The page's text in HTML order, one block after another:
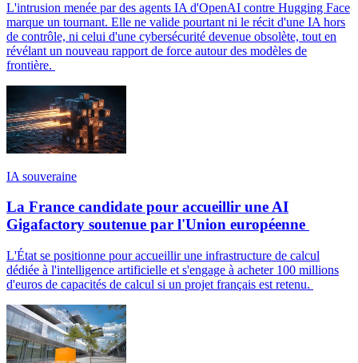
L'intrusion menée par des agents IA d'OpenAI contre Hugging Face
marque un tournant. Elle ne valide pourtant ni le récit d'une IA hors
de contrôle, ni celui d'une cybersécurité devenue obsolète, tout en
révélant un nouveau rapport de force autour des modèles de
frontière.
IA souveraine
La France candidate pour accueillir une AI
Gigafactory soutenue par l'Union européenne
L'État se positionne pour accueillir une infrastructure de calcul
dédiée à l'intelligence artificielle et s'engage à acheter 100 millions
d'euros de capacités de calcul si un projet français est retenu.